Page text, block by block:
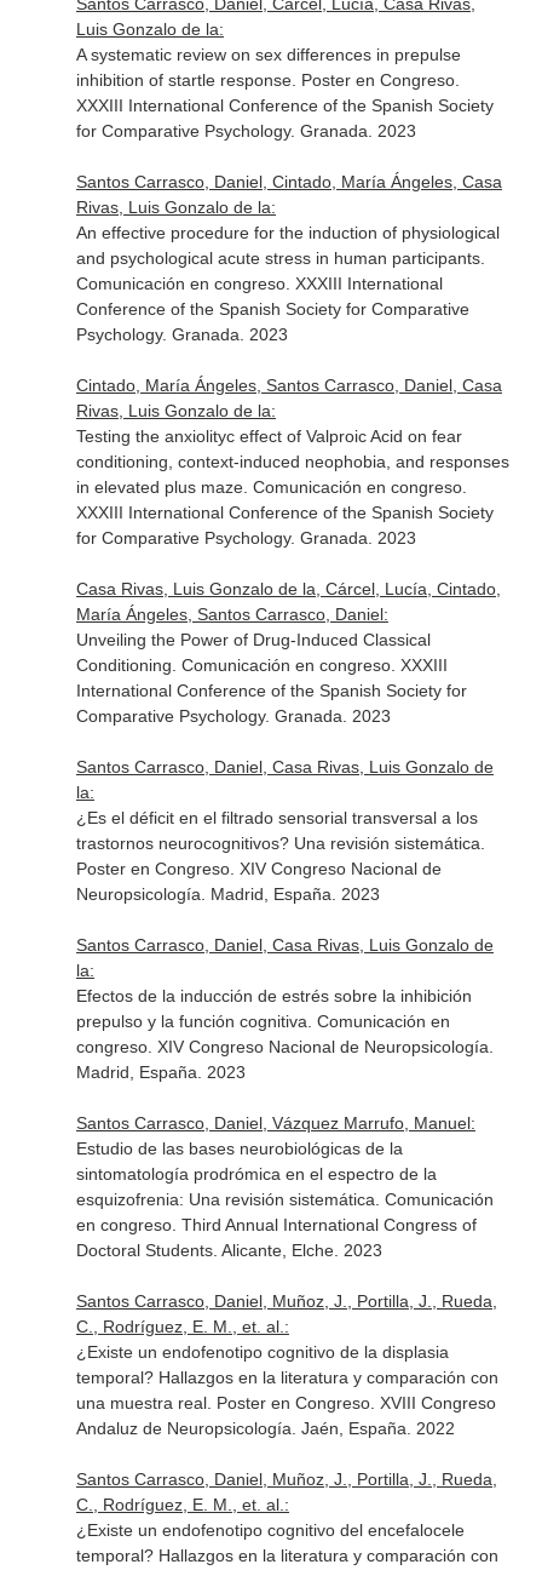
Luis Gonzalo de la:
A systematic review on sex differences in prepulse
inhibition of startle response. Poster en Congreso.
XXXIII International Conference of the Spanish Society
for Comparative Psychology. Granada. 2023
Santos Carrasco, Daniel, Cintado, María Ángeles, Casa
Rivas, Luis Gonzalo de la:
An effective procedure for the induction of physiological
and psychological acute stress in human participants.
Comunicación en congreso. XXXIII International
Conference of the Spanish Society for Comparative
Psychology. Granada. 2023
Cintado, María Ángeles, Santos Carrasco, Daniel, Casa
Rivas, Luis Gonzalo de la:
Testing the anxiolityc effect of Valproic Acid on fear
conditioning, context-induced neophobia, and responses
in elevated plus maze. Comunicación en congreso.
XXXIII International Conference of the Spanish Society
for Comparative Psychology. Granada. 2023
Casa Rivas, Luis Gonzalo de la, Cárcel, Lucía, Cintado,
María Ángeles, Santos Carrasco, Daniel:
Unveiling the Power of Drug-Induced Classical
Conditioning. Comunicación en congreso. XXXIII
International Conference of the Spanish Society for
Comparative Psychology. Granada. 2023
Santos Carrasco, Daniel, Casa Rivas, Luis Gonzalo de
la:
¿Es el déficit en el filtrado sensorial transversal a los
trastornos neurocognitivos? Una revisión sistemática.
Poster en Congreso. XIV Congreso Nacional de
Neuropsicología. Madrid, España. 2023
Santos Carrasco, Daniel, Casa Rivas, Luis Gonzalo de
la:
Efectos de la inducción de estrés sobre la inhibición
prepulso y la función cognitiva. Comunicación en
congreso. XIV Congreso Nacional de Neuropsicología.
Madrid, España. 2023
Santos Carrasco, Daniel, Vázquez Marrufo, Manuel:
Estudio de las bases neurobiológicas de la
sintomatología prodrómica en el espectro de la
esquizofrenia: Una revisión sistemática. Comunicación
en congreso. Third Annual International Congress of
Doctoral Students. Alicante, Elche. 2023
Santos Carrasco, Daniel, Muñoz, J., Portilla, J., Rueda,
C., Rodríguez, E. M., et. al.:
¿Existe un endofenotipo cognitivo de la displasia
temporal? Hallazgos en la literatura y comparación con
una muestra real. Poster en Congreso. XVIII Congreso
Andaluz de Neuropsicología. Jaén, España. 2022
Santos Carrasco, Daniel, Muñoz, J., Portilla, J., Rueda,
C., Rodríguez, E. M., et. al.:
¿Existe un endofenotipo cognitivo del encefalocele
temporal? Hallazgos en la literatura y comparación con